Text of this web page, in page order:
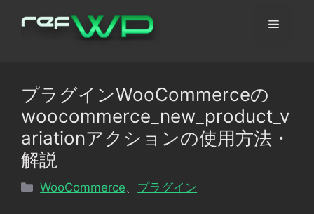
メ
プラグインWooCommerceの
woocommerce_new_product_v
ariationアクションの使用方法・
解説
カ
WooCommerce プラグイン